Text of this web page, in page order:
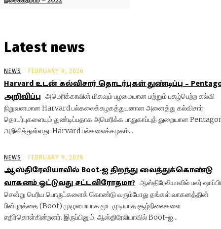
Latest news
NEWS FEBRUARY 9, 2026
Harvard உடன் கல்விசார் தொடர்புகள் துண்டிப்பு –
அறிவிப்பு அமெரிக்காவின் மிகவும் பழமையான மற்றும் புகழ்பெற்ற கல்வி
நிறுவனமான Harvard பல்கலைக்கழகத்துடனான அனைத்து கல்விசார்
தொடர்புகளையும் துண்டிப்பதாக அமெரிக்க பாதுகாப்புத் துறையான
அறிவித்துள்ளது. Harvard பல்கலைக்கழகம்...
NEWS FEBRUARY 9, 2026
ஆஸ்திரேலியாவில் Boot-ஐ திறந்து வைத்துக்கொண்டு
வாகனம் ஓட்டுவது சட்டவிரோதமா? ஆஸ்திரேலியாவில் பலர்
சென்று பெரிய பொருட்களைக் கொண்டு வரும்போது தங்கள் வாகனத்தின்
பின்புறத்தை (Boot) முழுமையாக மூட முடியாத சூழ்நிலைகளை
எதிர்கொள்கின்றனர். இருப்பினும், ஆஸ்திரேலியாவில் Boot-ஐ...